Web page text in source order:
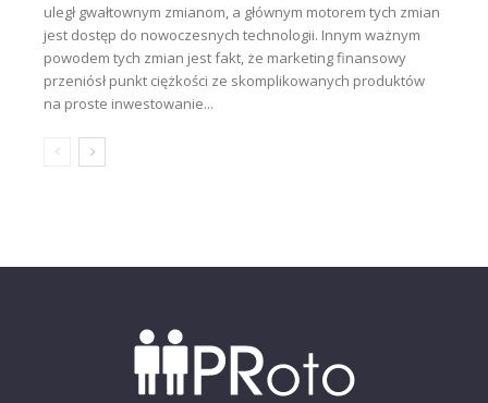
uległ gwałtownym zmianom, a głównym motorem tych zmian
jest dostęp do nowoczesnych technologii. Innym ważnym
powodem tych zmian jest fakt, że marketing finansowy
przeniósł punkt ciężkości ze skomplikowanych produktów
na proste inwestowanie...